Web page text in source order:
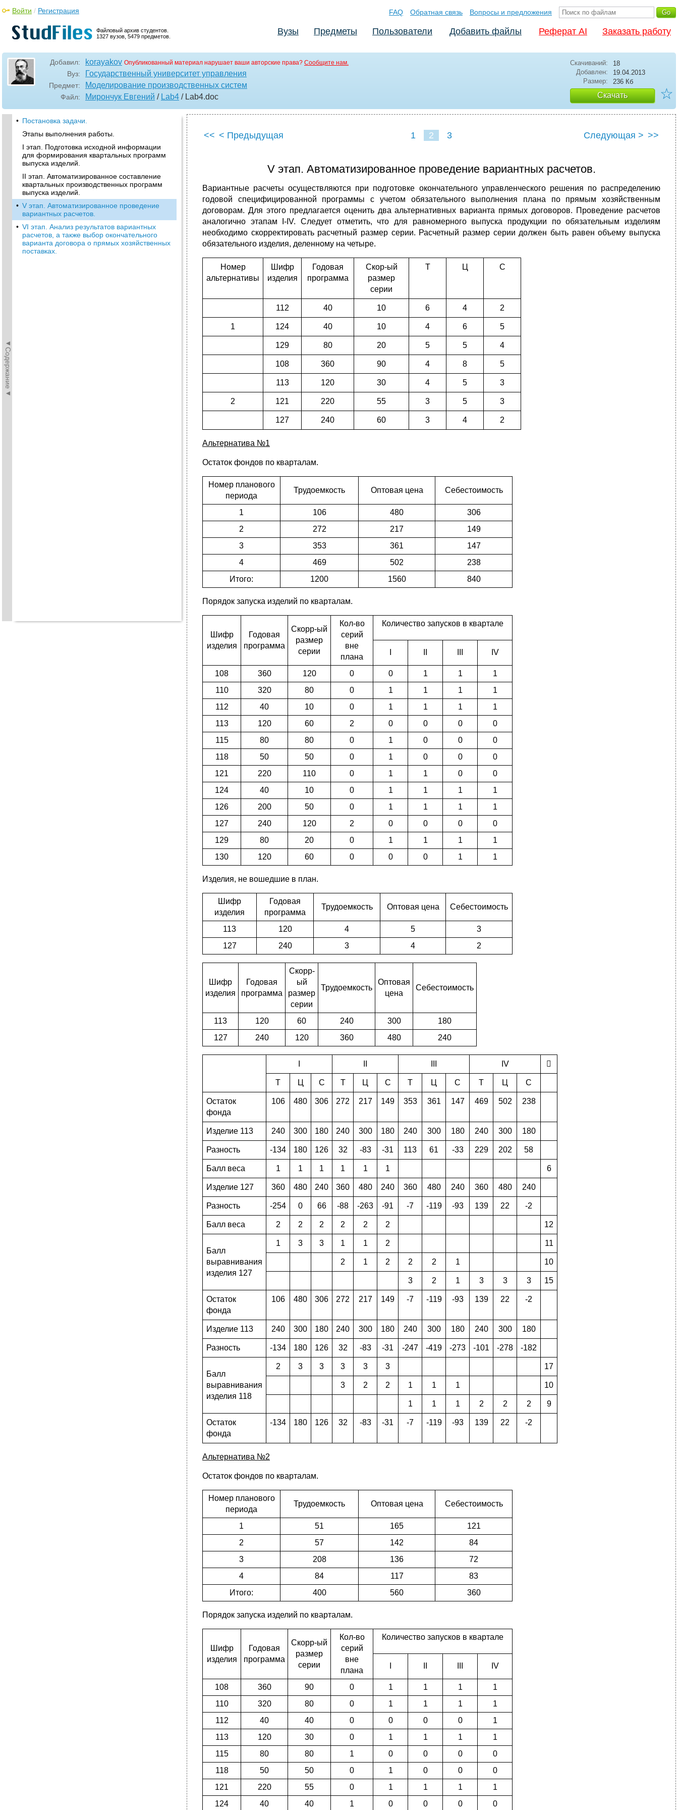
Файловый архив студентов.
1327 вузов, 5479 предметов.
Войти / Регистрация FAQ Обратная связь Вопросы и предложения
Вузы Предметы Пользователи Добавить файлы Реферат AI Заказать работу
Добавил: korayakov Опубликованный материал нарушает ваши авторские права? Сообщите нам.
Вуз: Государственный университет управления
Предмет: Моделирование производственных систем
Файл: Мирончук Евгений / Lab4 / Lab4.doc
Скачиваний:
18
Добавлен:
19.04.2013
Размер:
236 Кб
Скачать ☆
◄Содержание◄
• Постановка задачи.
Этапы выполнения работы.
I этап. Подготовка исходной информации
для формирования квартальных программ
выпуска изделий.
II этап. Автоматизированное составление
квартальных производственных программ
выпуска изделий.
• V этап. Автоматизированное проведение
вариантных расчетов.
• VI этап. Анализ результатов вариантных
расчетов, а также выбор окончательного
варианта договора о прямых хозяйственных
поставках.
<< < Предыдущая 1 2 3 Следующая > >>
V этап. Автоматизированное проведение вариантных расчетов.
Вариантные расчеты осуществляются при подготовке окончательного управленческого решения по распределению
годовой специфицированной программы с учетом обязательного выполнения плана по прямым хозяйственным
договорам. Для этого предлагается оценить два альтернативных варианта прямых договоров. Проведение расчетов
аналогично этапам I-IV. Следует отметить, что для равномерного выпуска продукции по обязательным изделиям
необходимо скорректировать расчетный размер серии. Расчетный размер серии должен быть равен объему выпуска
обязательного изделия, деленному на четыре.
Номер
альтернативы
Шифр
изделия
Годовая
программа
Скор-ый
размер
серии
Т Ц С
112 40 10 6 4 2
1 124 40 10 4 6 5
129 80 20 5 5 4
108 360 90 4 8 5
113 120 30 4 5 3
2 121 220 55 3 5 3
127 240 60 3 4 2
Альтернатива №1
Остаток фондов по кварталам.
Номер планового
периода
Трудоемкость Оптовая цена Себестоимость
1 106 480
306
2
272 217
149
3
353 361
147
4
469 502
238
Итого:
1200 1560 840
Порядок запуска изделий по кварталам.
Шифр
изделия
Годовая
программа
Скорр-ый
размер
серии
Кол-во
серий
вне
плана
Количество запусков в квартале
IV
108 360 120 0 0 1 1
1
110
320 80 0 1 1 1
1
112
40 10 0 1 1 1
1
113
120 60 2 0 0 0
0
115
80 80 0 1 0 0
0
118
50 50 0 1 0 0
0
121
220 110 0 1 1 0
0
124
40 10 0 1 1 1
1
126
200 50 0 1 1 1
1
127
240 120 2 0 0 0
0
129
80 20 0 1 1 1
1
130
120 60 0 0 0 1 1
Изделия, не вошедшие в план.
Шифр
изделия
Годовая
программа
Трудоемкость Оптовая цена Себестоимость
113 120 4 5
3
127
240 3 4 2
Шифр
изделия
Годовая
программа
Скорр-
ый
размер
серии
Трудоемкость
Оптовая
цена
Себестоимость
113 120 60 240 300
180
127
240 120 360 480 240
IV 
Т Ц С Т Ц С Т Ц С Т Ц С
Остаток
фонда
106 480 306 272 217 149 353 361 147 469 502 238
Изделие 113 240 300 180 240 300 180 240 300 180 240 300 180
Разность -134 180 126 32 -83 -31 113 61 -33 229 202 58
Балл веса 1 1 1 1 1 1 6
Изделие 127 360 480 240 360 480 240 360 480 240 360 480 240
Разность -254 0 66 -88 -263 -91 -7 -119 -93 139 22 -2
Балл веса 2 2 2 2 2 2 12
Балл
выравнивания
изделия 127
1 3 3 1 1 2 11
2 1 2 2 2 1 10
3 2 1 3 3 3 15
Остаток
фонда
106 480 306 272 217 149 -7 -119 -93 139 22 -2
Изделие 113 240 300 180 240 300 180 240 300 180 240 300 180
Разность -134 180 126 32 -83 -31 -247 -419 -273 -101 -278 -182
Балл
выравнивания
изделия 118
2 3 3 3 3 3 17
3 2 2 1 1 1 10
1 1 1 2 2 2 9
Остаток
фонда
-134 180 126 32 -83 -31 -7 -119 -93 139 22 -2
Альтернатива №2
Остаток фондов по кварталам.
Номер планового
периода
Трудоемкость Оптовая цена Себестоимость
1 51 165
121
2
57 142
84
3
208 136
72
4
84 117
83
Итого:
400 560 360
Порядок запуска изделий по кварталам.
Шифр
изделия
Годовая
программа
Скорр-ый
размер
серии
Кол-во
серий
вне
плана
Количество запусков в квартале
IV
108 360 90 0 1 1 1
1
110
320 80 0 1 1 1
1
112
40 40 0 0 0 0
1
113
120 30 0 1 1 1
1
115
80 80 1 0 0 0
0
118
50 50 0 1 0 0
0
121
220 55 0 1 1 1
1
124
40 40 1 0 0 0 0